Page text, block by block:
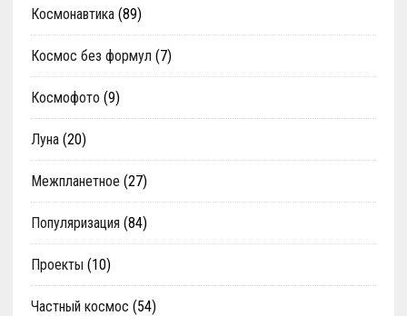
Космонавтика(89)
Космос без формул (7)
Космофото (9)
Луна(20)
Межпланетное (27)
Популяризация (84)
Проекты (10)
Частный космос (54)